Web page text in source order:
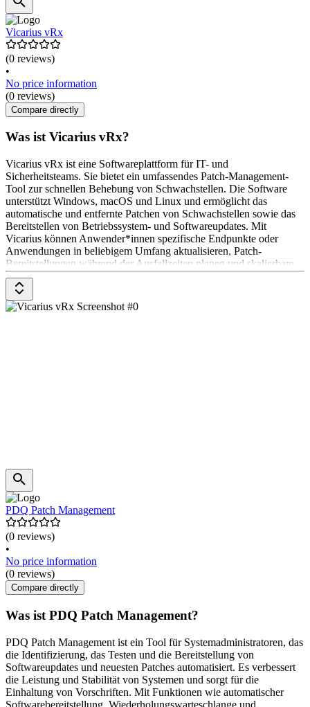
Vicarius vRx
(0 reviews)
•
No price information
(0 reviews)
Compare directly
Was ist Vicarius vRx?
Vicarius vRx ist eine Softwareplattform für IT- und
Sicherheitsteams. Sie bietet ein umfassendes Patch-Management-
Tool zur schnellen Behebung von Schwachstellen. Die Software
unterstützt Windows, macOS und Linux und ermöglicht das
automatische und entfernte Patchen von Schwachstellen sowie das
Bereitstellen von Betriebssystem- und Softwareupdates. Mit
Vicarius können Anwender*innen spezifische Endpunkte oder
Anwendungen in beliebigem Umfang aktualisieren, Patch-
Bereitstellungen während der Ausfallzeiten planen und skalierbare
Updates für Betriebssysteme bereitstellen. Die Preisgestaltung für
Vicarius ist nicht öffentlich verfügbar und muss beim Anbieter
angefragt werden.
PDQ Patch Management
(0 reviews)
•
No price information
(0 reviews)
Compare directly
Was ist PDQ Patch Management?
PDQ Patch Management ist ein Tool für Systemadministratoren, das
die Identifizierung, das Testen und die Bereitstellung von
Softwareupdates und neuesten Patches automatisiert. Es verbessert
die Leistung und Stabilität von Systemen und sorgt für die
Einhaltung von Vorschriften. Mit Funktionen wie automatischer
Softwarebereitstellung, Wiederholungswarteschlange und